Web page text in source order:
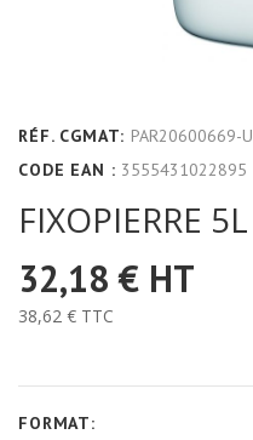
RÉF. CGMAT: PAR20600669-U
CODE EAN : 3555431022895
FIXOPIERRE 5L
32,18 € HT
38,62 € TTC
FORMAT: